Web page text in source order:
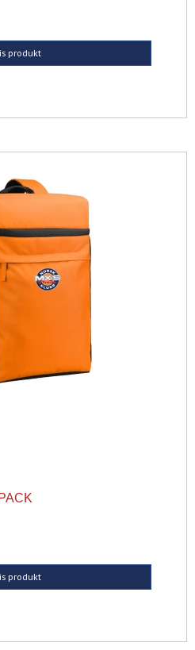
produkt
produkt